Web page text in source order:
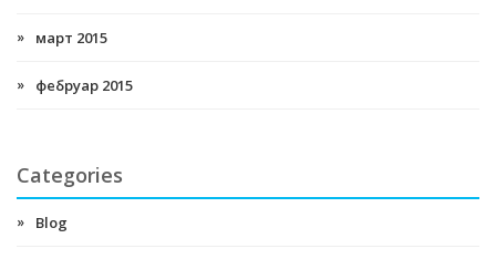
март 2015
фебруар 2015
Categories
Blog